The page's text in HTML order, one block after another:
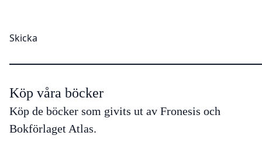
Köp våra böcker
Köp de böcker som givits ut av Fronesis och
Bokförlaget Atlas.